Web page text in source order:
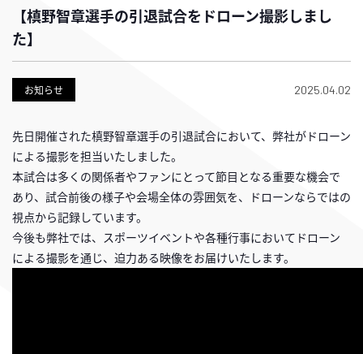
【槙野智章選手の引退試合をドローン撮影しまし
た】
お知らせ 2025.04.02
先日開催された槙野智章選手の引退試合において、弊社がドローン
による撮影を担当いたしました。
本試合は多くの関係者やファンにとって節目となる重要な機会で
あり、試合前後の様子や会場全体の雰囲気を、ドローンならではの
視点から記録しています。
今後も弊社では、スポーツイベントや各種行事においてドローン
による撮影を通じ、迫力ある映像をお届けいたします。